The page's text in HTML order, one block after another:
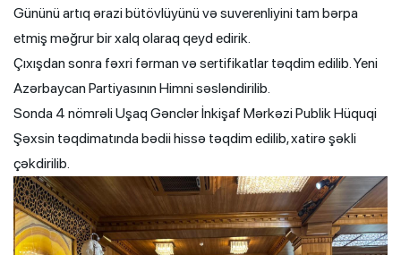
Gününü artıq ərazi bütövlüyünü və suverenliyini tam bərpa
etmiş məğrur bir xalq olaraq qeyd edirik.
Çıxışdan sonra fəxri fərman və sertifikatlar təqdim edilib. Yeni
Azərbaycan Partiyasının Himni səsləndirilib.
Sonda 4 nömrəli Uşaq Gənclər İnkişaf Mərkəzi Publik Hüquqi
Şəxsin təqdimatında bədii hissə təqdim edilib, xatirə şəkli
çəkdirilib.